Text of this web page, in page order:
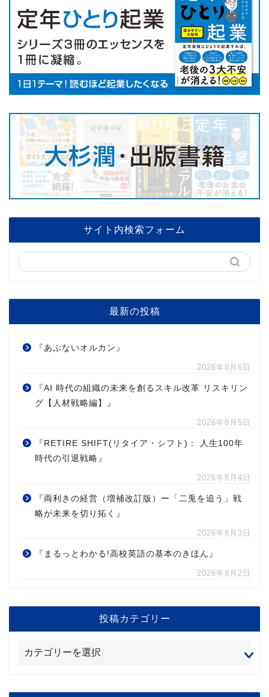
サイト内検索フォーム
最新の投稿
『あぶないオルカン』
2026年8月6日
『AI 時代の組織の未来を創るスキル改革 リスキリン
グ【人材戦略編】』
2026年8月5日
『RETIRE SHIFT(リタイア・シフト)： 人生100年
時代の引退戦略』
2026年8月4日
『両利きの経営（増補改訂版）ー「二兎を追う」戦
略が未来を切り拓く』
2026年8月3日
『まるっとわかる!高校英語の基本のきほん』
2026年8月2日
投稿カテゴリー